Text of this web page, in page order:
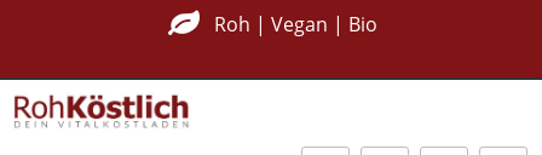
Roh | Vegan | Bio
Nachhaltig Plastikfrei